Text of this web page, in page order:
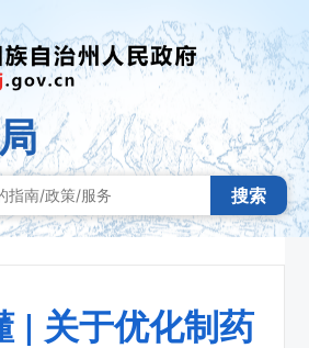
搜索
| 关于优化制药